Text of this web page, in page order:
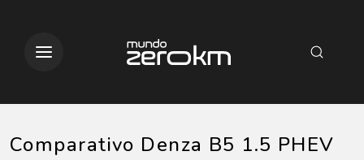
Comparativo Denza B5 1.5 PHEV